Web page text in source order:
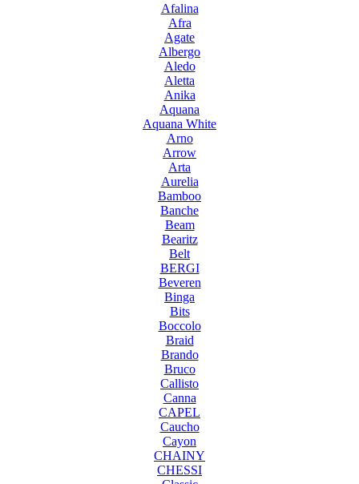
Afalina
Afra
Agate
Albergo
Aledo
Aletta
Anika
Aquana
Aquana White
Arno
Arrow
Arta
Aurelia
Bamboo
Banche
Beam
Bearitz
Belt
BERGI
Beveren
Binga
Bits
Boccolo
Braid
Brando
Bruco
Callisto
Canna
CAPEL
Caucho
Cayon
CHAINY
CHESSI